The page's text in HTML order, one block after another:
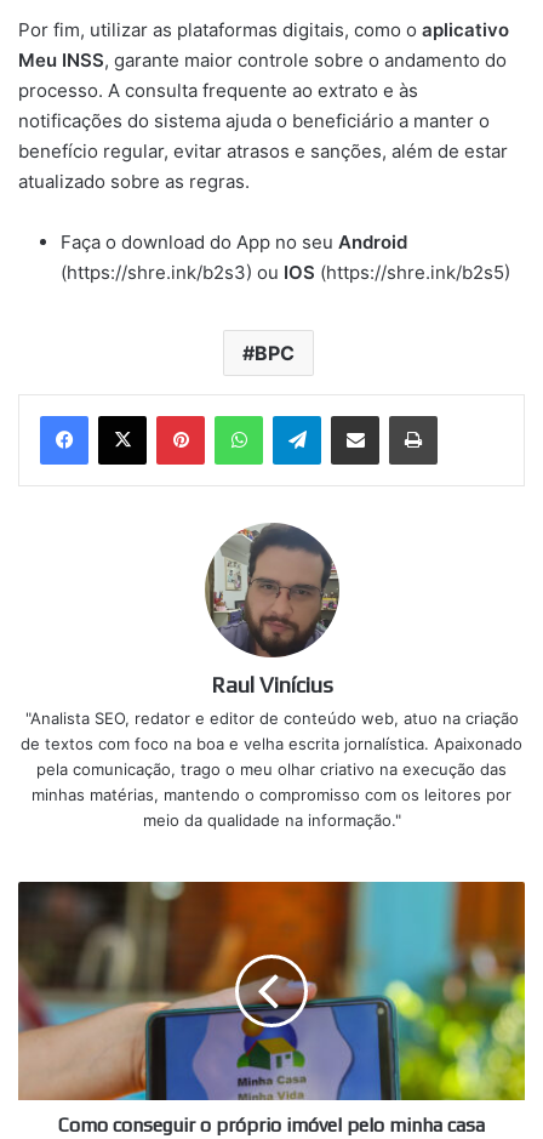
Por fim, utilizar as plataformas digitais, como o aplicativo
Meu INSS, garante maior controle sobre o andamento do
processo. A consulta frequente ao extrato e às
notificações do sistema ajuda o beneficiário a manter o
benefício regular, evitar atrasos e sanções, além de estar
atualizado sobre as regras.
Faça o download do App no seu Android
(https://shre.ink/b2s3) ou IOS (https://shre.ink/b2s5)
BPC
PinterestWhatsAppTelegramCompartilhar via e-mail Imprimir
Raul Vinícius
"Analista SEO, redator e editor de conteúdo web, atuo na criação
de textos com foco na boa e velha escrita jornalística. Apaixonado
pela comunicação, trago o meu olhar criativo na execução das
minhas matérias, mantendo o compromisso com os leitores por
meio da qualidade na informação."
Como
próprio
imóvel
pelo
minha
Como conseguir o próprio imóvel pelo minha casa